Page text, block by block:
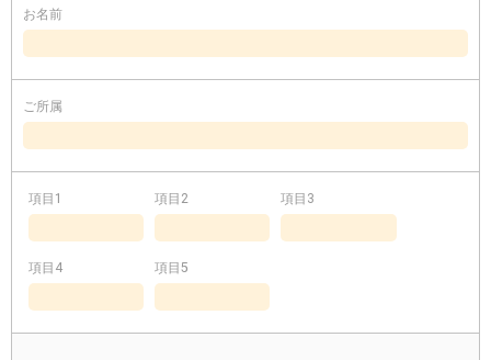
お名前
ご所属
項目1 項目2 項目3
項目4 項目5